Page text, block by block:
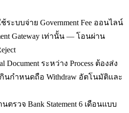
ะบบจ่าย Government Fee ออนไลน์
Gateway เท่านั้น — โอนผ่าน
ระหว่าง Process ต้องส่ง
นกำหนดถือ Withdraw อัตโนมัติและ
รวจ Bank Statement 6 เดือนแบบ